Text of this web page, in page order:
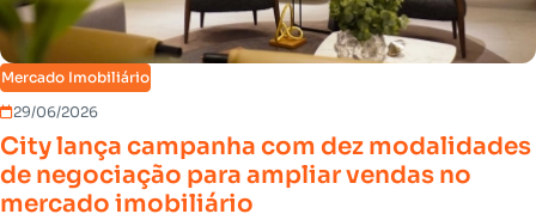
Mercado Imobiliário
29/06/2026
City lança campanha com dez modalidades
de negociação para ampliar vendas no
mercado imobiliário